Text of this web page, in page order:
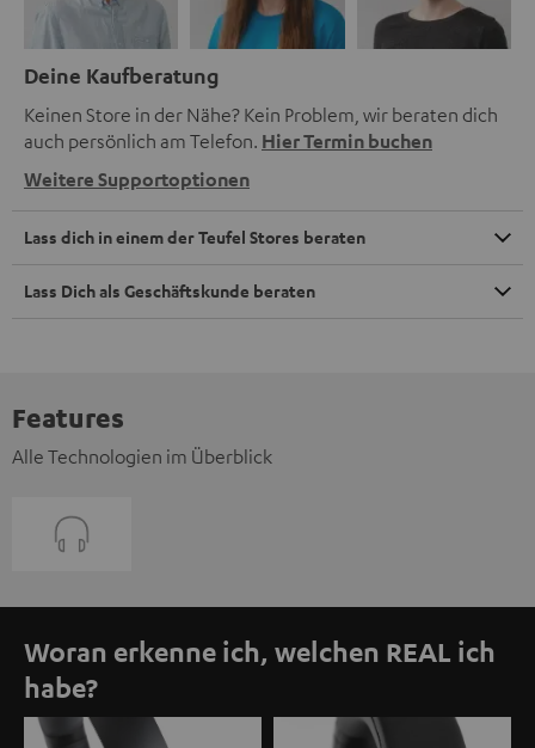
Deine Kaufberatung
Keinen Store in der Nähe? Kein Problem, wir beraten dich
auch persönlich am Telefon. Hier Termin buchen
Weitere Supportoptionen
Lass dich in einem der Teufel Stores beraten
Lass Dich als Geschäftskunde beraten
Features
Alle Technologien im Überblick
Woran erkenne ich, welchen REAL ich
habe?